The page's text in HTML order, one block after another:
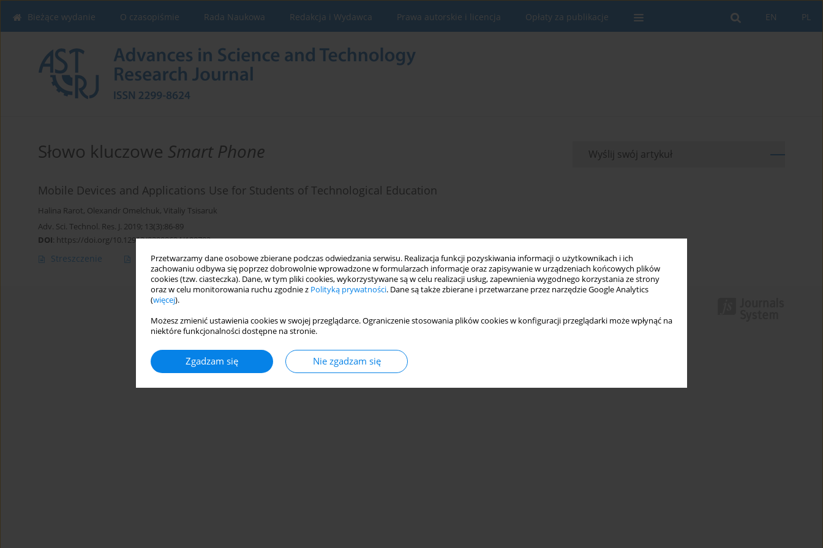
Przetwarzamy dane osobowe zbierane podczas odwiedzania serwisu. Realizacja funkcji pozyskiwania informacji o użytkownikach i ich
zachowaniu odbywa się poprzez dobrowolnie wprowadzone w formularzach informacje oraz zapisywanie w urządzeniach końcowych plików
cookies (tzw. ciasteczka). Dane, w tym pliki cookies, wykorzystywane są w celu realizacji usług, zapewnienia wygodnego korzystania ze strony
oraz w celu monitorowania ruchu zgodnie z Polityką prywatności. Dane są także zbierane i przetwarzane przez narzędzie Google Analytics
(więcej).
Możesz zmienić ustawienia cookies w swojej przeglądarce. Ograniczenie stosowania plików cookies w konfiguracji przeglądarki może wpłynąć na
niektóre funkcjonalności dostępne na stronie.
Zgadzam się Nie zgadzam się
PL
EN
Bieżące wydanie O czasopiśmie Rada Naukowa Redakcja i Wydawca Prawa autorskie i licencja Opłaty za publikacje
Słowo kluczowe Smart Phone
Mobile Devices and Applications Use for Students of Technological Education
Halina Rarot, Olexandr Omelchuk, Vitaliy Tsisaruk
Adv. Sci. Technol. Res. J. 2019; 13(3):86-89
DOI: https://doi.org/10.12913/22998624/109783
Streszczenie Artykuł(PDF) Statystyki
Wyślij swój artykuł